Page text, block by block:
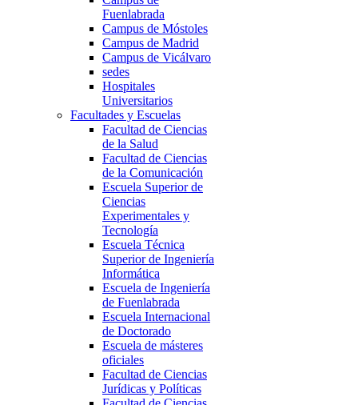
Fuenlabrada
Campus de Móstoles
Campus de Madrid
Campus de Vicálvaro
sedes
Hospitales
Universitarios
Facultades y Escuelas
Facultad de Ciencias
de la Salud
Facultad de Ciencias
de la Comunicación
Escuela Superior de
Ciencias
Experimentales y
Tecnología
Escuela Técnica
Superior de Ingeniería
Informática
Escuela de Ingeniería
de Fuenlabrada
Escuela Internacional
de Doctorado
Escuela de másteres
oficiales
Facultad de Ciencias
Jurídicas y Políticas